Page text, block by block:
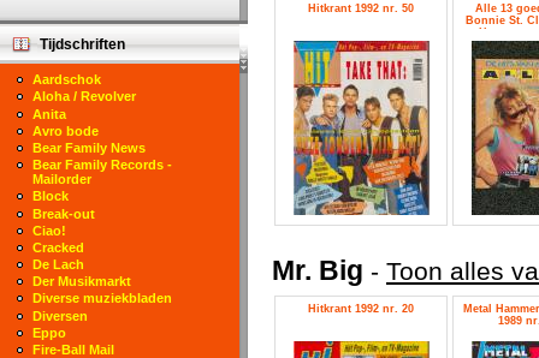
Hitkrant 1992 nr. 50
Alle 13
Bonnie St.
Joling,
Mr. Big - Toon alles
Hitkrant 1992 nr. 20
Metal
1989
Tijdschriften
Aardschok
Aloha / Revolver
Anita
Avro bode
Bear Family News
Bear Family Records -
Mailorder
Block
Break-out
Ciao!
Cracked
De Lach
Der Musikmarkt
Diverse muziekbladen
Diversen
Eppo
Fire-Ball Mail